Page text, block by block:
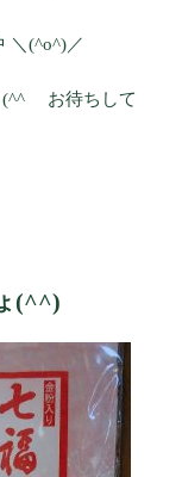
＼(^o^)／
ゞ お待ちして
(^^)